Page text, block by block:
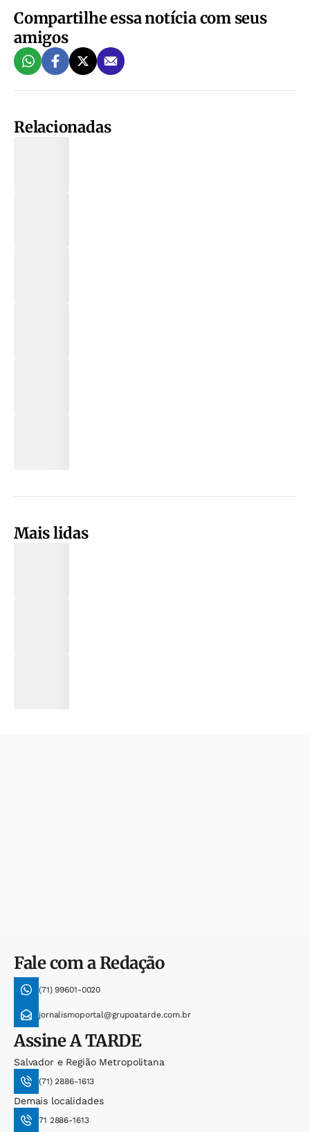
Compartilhe essa notícia com seus
amigos
Relacionadas
Mais lidas
Fale com a Redação
(71) 99601-0020
jornalismoportal@grupoatarde.com.br
AssineA TARDE
Salvador e Região Metropolitana
(71) 2886-1613
Demais localidades
71 2886-1613